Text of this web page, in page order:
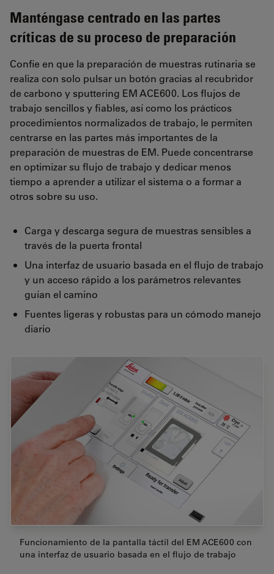
Manténgase centrado en las partes
críticas de su proceso de preparación
Confíe en que la preparación de muestras rutinaria se
realiza con solo pulsar un botón gracias al recubridor
de carbono y sputtering EM ACE600. Los flujos de
trabajo sencillos y fiables, así como los prácticos
procedimientos normalizados de trabajo, le permiten
centrarse en las partes más importantes de la
preparación de muestras de EM. Puede concentrarse
en optimizar su flujo de trabajo y dedicar menos
tiempo a aprender a utilizar el sistema o a formar a
otros sobre su uso.
Carga y descarga segura de muestras sensibles a
través de la puerta frontal
Una interfaz de usuario basada en el flujo de trabajo
y un acceso rápido a los parámetros relevantes
guían el camino
Fuentes ligeras y robustas para un cómodo manejo
diario
Funcionamiento de la pantalla táctil del EM ACE600 con
una interfaz de usuario basada en el flujo de trabajo